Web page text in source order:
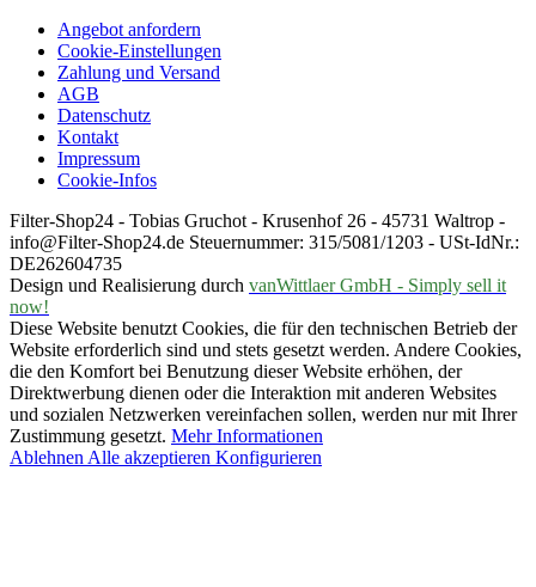
Angebot anfordern
Cookie-Einstellungen
Zahlung und Versand
AGB
Datenschutz
Kontakt
Impressum
Cookie-Infos
Filter-Shop24 - Tobias Gruchot - Krusenhof 26 - 45731 Waltrop -
info@Filter-Shop24.de Steuernummer: 315/5081/1203 - USt-IdNr.:
DE262604735
Design und Realisierung durch vanWittlaer GmbH - Simply sell it
now!
Diese Website benutzt Cookies, die für den technischen Betrieb der
Website erforderlich sind und stets gesetzt werden. Andere Cookies,
die den Komfort bei Benutzung dieser Website erhöhen, der
Direktwerbung dienen oder die Interaktion mit anderen Websites
und sozialen Netzwerken vereinfachen sollen, werden nur mit Ihrer
Zustimmung gesetzt. Mehr Informationen
Ablehnen Alle akzeptieren Konfigurieren